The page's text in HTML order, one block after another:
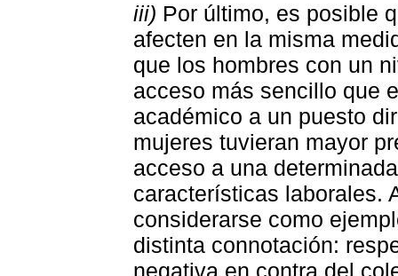
iii) Por último, es posible
afecten en la misma
que los hombres con un
acceso más sencillo que
académico a un puesto
mujeres tuvieran mayor
acceso a una
características laborales.
considerarse como
distinta connotación:
negativa en contra del